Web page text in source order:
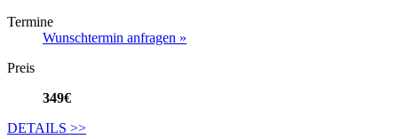
Termine
Wunschtermin anfragen »
Preis
349€
DETAILS >>